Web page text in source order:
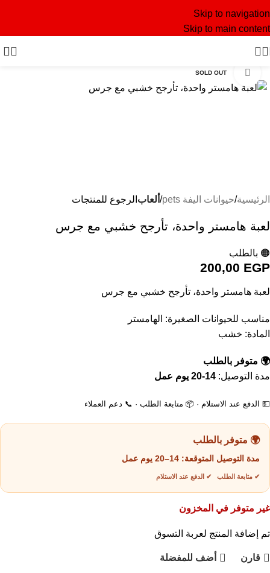
Skip to navigation
Skip to main content
SOLD OUT
Click to enlarge
الرئيسية حيوانات اليفة pets ألعاب الرجوع للمنتجات
لعبة هامستر واحدة، تأرجح خشبي مع جرس
🟠 بالطلب
200,00 EGP
لعبة هامستر واحدة، تأرجح خشبي مع جرس
مناسب للحيوانات الصغيرة: الهامستر
المادة: خشب
🌍 متوفر بالطلب
مدة التوصيل: 14-20 يوم عمل
💵 الدفع عند الاستلام · 📦 متابعة الطلب · 📞 دعم العملاء
🌍 متوفر بالطلب
مدة التوصيل المتوقعة: 14–20 يوم عمل
✔ متابعة الطلب ✔ الدفع عند الاستلام
غير متوفر في المخزون
تم إضافة المنتج لعربة التسوق
قارن أضف للمفضلة